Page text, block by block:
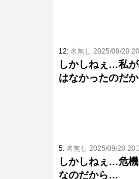
12: 名無し 2025/09/20
しかしねぇ…私
はなかったのだ
5: 名無し 2025/09/20
しかしねぇ…危
なのだから…